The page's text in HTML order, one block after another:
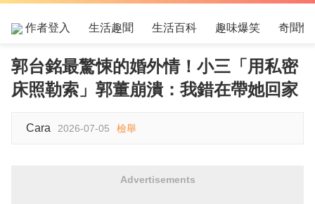
作者登入 生活趣聞 生活百科 趣味爆笑 奇聞怪
郭台銘最驚悚的婚外情！小三「用私密
床照勒索」郭董崩潰：我錯在帶她回家
Cara 2026-07-05 檢舉
Advertisements